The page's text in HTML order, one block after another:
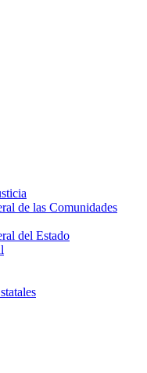
de las Comunidades
del Estado